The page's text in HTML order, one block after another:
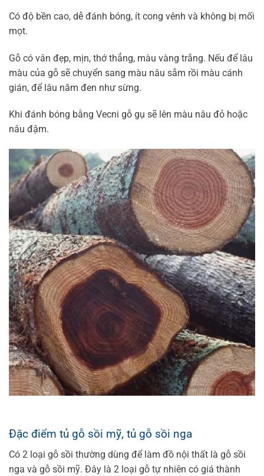
Có độ bền cao, dễ đánh bóng, ít cong vênh và không bị mối
mọt.
Gỗ có vân đẹp, mịn, thớ thẳng, màu vàng trắng. Nếu để lâu
màu của gỗ sẽ chuyển sang màu nâu sẫm rồi màu cánh
gián, để lâu năm đen như sừng.
Khi đánh bóng bằng Vecni gỗ gụ sẽ lên màu nâu đỏ hoặc
nâu đậm.
Đặc điểm tủ gỗ sồi mỹ, tủ gỗ sồi nga
Có 2 loại gỗ sồi thường dùng để làm đồ nội thất là gỗ sồi
nga và gỗ sồi mỹ. Đây là 2 loại gỗ tự nhiên có giá thành